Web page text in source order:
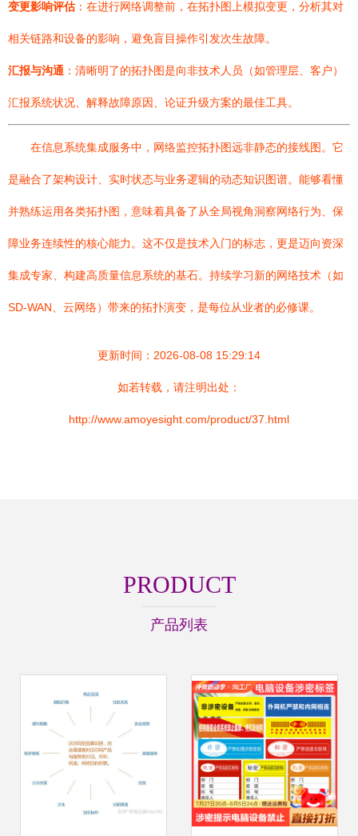
变更影响评估：在进行网络调整前，在拓扑图上模拟变更，分析其对
相关链路和设备的影响，避免盲目操作引发次生故障。
汇报与沟通 ：清晰明了的拓扑图是向非技术人员（如管理层、客户）
汇报系统状况、解释故障原因、论证升级方案的最佳工具。
在信息系统集成服务中，网络监控拓扑图远非静态的接线图。它
是融合了架构设计、实时状态与业务逻辑的动态知识图谱。能够看懂
并熟练运用各类拓扑图，意味着具备了从全局视角洞察网络行为、保
障业务连续性的核心能力。这不仅是技术入门的标志，更是迈向资深
集成专家、构建高质量信息系统的基石。持续学习新的网络技术（如
SD-WAN、云网络）带来的拓扑演变，是每位从业者的必修课。
更新时间：2026-08-08 15:29:14
如若转载，请注明出处：
http://www.amoyesight.com/product/37.html
PRODUCT
产品列表